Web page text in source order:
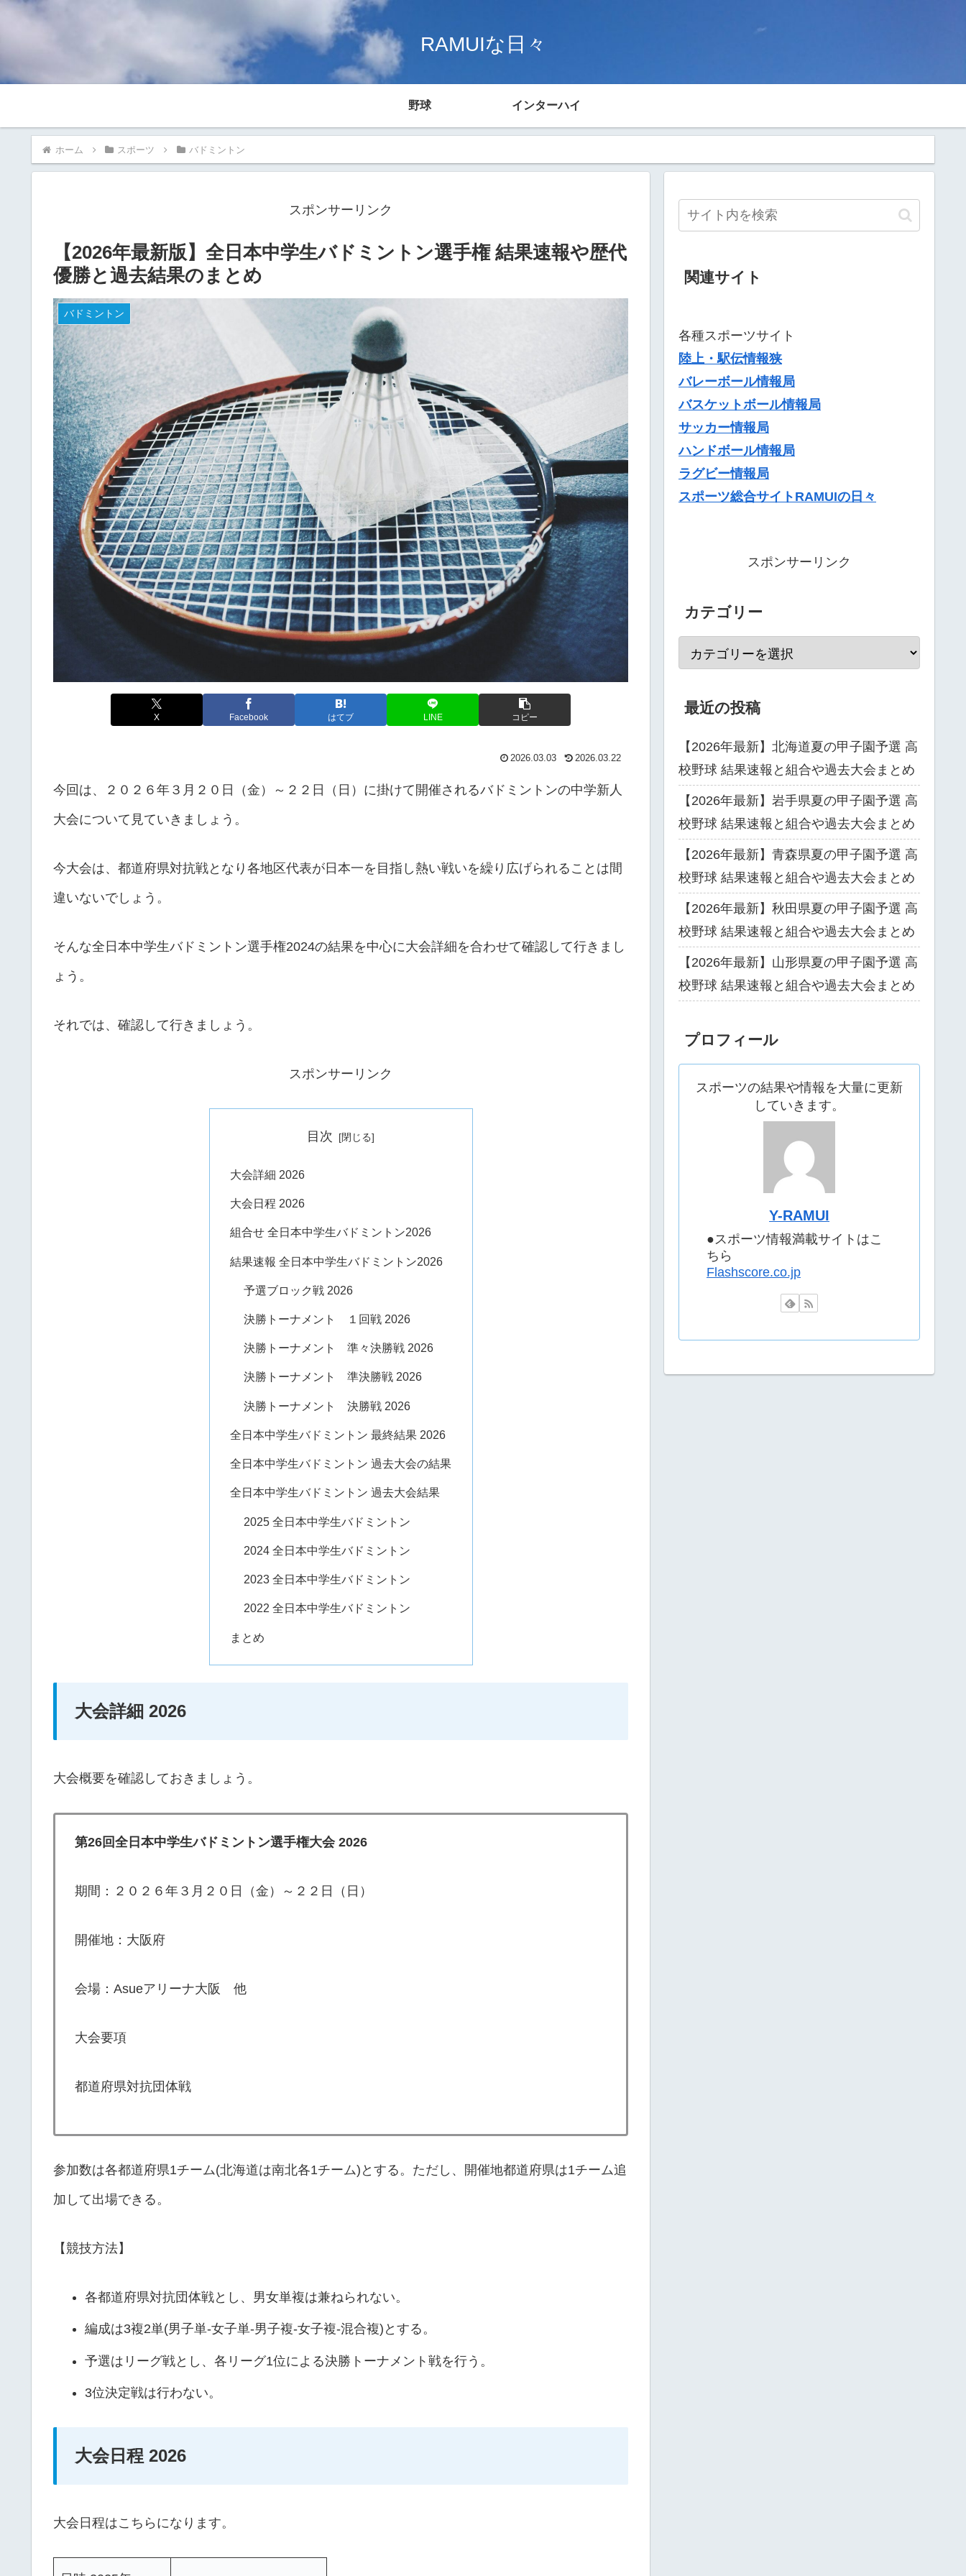
RAMUIな日々
野球 インターハイ
ホーム スポーツ バドミントン
スポンサーリンク
【2026年最新版】全日本中学生バドミントン選手権 結果速報や歴代
優勝と過去結果のまとめ
バドミントン
X Facebook はてブ LINE コピー
2026.03.03 2026.03.22
今回は、２０２６年３月２０日（金）～２２日（日）に掛けて開催されるバドミントンの中学新人
大会について見ていきましょう。
今大会は、都道府県対抗戦となり各地区代表が日本一を目指し熱い戦いを繰り広げられることは間
違いないでしょう。
そんな全日本中学生バドミントン選手権2024の結果を中心に大会詳細を合わせて確認して行きまし
ょう。
それでは、確認して行きましょう。
スポンサーリンク
目次
大会詳細 2026
大会日程 2026
組合せ 全日本中学生バドミントン2026
結果速報 全日本中学生バドミントン2026
予選ブロック戦 2026
決勝トーナメント １回戦 2026
決勝トーナメント 準々決勝戦 2026
決勝トーナメント 準決勝戦 2026
決勝トーナメント 決勝戦 2026
全日本中学生バドミントン 最終結果 2026
全日本中学生バドミントン 過去大会の結果
全日本中学生バドミントン 過去大会結果
2025 全日本中学生バドミントン
2024 全日本中学生バドミントン
2023 全日本中学生バドミントン
2022 全日本中学生バドミントン
まとめ
大会詳細 2026
大会概要を確認しておきましょう。
第26回全日本中学生バドミントン選手権大会 2026
期間：２０２６年３月２０日（金）～２２日（日）
開催地：大阪府
会場：Asueアリーナ大阪 他
大会要項
都道府県対抗団体戦
参加数は各都道府県1チーム(北海道は南北各1チーム)とする。ただし、開催地都道府県は1チーム追
加して出場できる。
【競技方法】
各都道府県対抗団体戦とし、男女単複は兼ねられない。
編成は3複2単(男子単-女子単-男子複-女子複-混合複)とする。
予選はリーグ戦とし、各リーグ1位による決勝トーナメント戦を行う。
3位決定戦は行わない。
大会日程 2026
大会日程はこちらになります。
関連サイト
各種スポーツサイト
陸上・駅伝情報狭
バレーボール情報局
バスケットボール情報局
サッカー情報局
ハンドボール情報局
ラグビー情報局
スポーツ総合サイトRAMUIの日々
スポンサーリンク
カテゴリー
最近の投稿
【2026年最新】北海道夏の甲子園予選 高
校野球 結果速報と組合や過去大会まとめ
【2026年最新】岩手県夏の甲子園予選 高
校野球 結果速報と組合や過去大会まとめ
【2026年最新】青森県夏の甲子園予選 高
校野球 結果速報と組合や過去大会まとめ
【2026年最新】秋田県夏の甲子園予選 高
校野球 結果速報と組合や過去大会まとめ
【2026年最新】山形県夏の甲子園予選 高
校野球 結果速報と組合や過去大会まとめ
プロフィール
スポーツの結果や情報を大量に更新
していきます。
Y-RAMUI
●スポーツ情報満載サイトはこ
ちら
Flashscore.co.jp